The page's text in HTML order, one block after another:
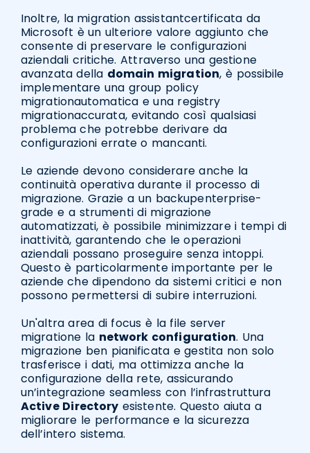
Inoltre, la migration assistantcertificata da
Microsoft è un ulteriore valore aggiunto che
consente di preservare le configurazioni
aziendali critiche. Attraverso una gestione
avanzata della domain migration, è possibile
implementare una group policy
migrationautomatica e una registry
migrationaccurata, evitando così qualsiasi
problema che potrebbe derivare da
configurazioni errate o mancanti.
Le aziende devono considerare anche la
continuità operativa durante il processo di
migrazione. Grazie a un backupenterprise-
grade e a strumenti di migrazione
automatizzati, è possibile minimizzare i tempi di
inattività, garantendo che le operazioni
aziendali possano proseguire senza intoppi.
Questo è particolarmente importante per le
aziende che dipendono da sistemi critici e non
possono permettersi di subire interruzioni.
Un'altra area di focus è la file server
migratione la network configuration. Una
migrazione ben pianificata e gestita non solo
trasferisce i dati, ma ottimizza anche la
configurazione della rete, assicurando
un’integrazione seamless con l’infrastruttura
Active Directory esistente. Questo aiuta a
migliorare le performance e la sicurezza
dell’intero sistema.